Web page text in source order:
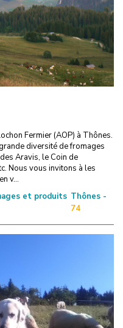
Fermier (AOP) à Thônes.
diversité de fromages
Aravis, le Coin de
Nous vous invitons à les
v...
et produits Thônes -
74